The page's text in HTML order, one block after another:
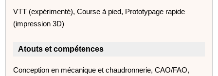
VTT (expérimenté), Course à pied, Prototypage rapide
(impression 3D)
Atouts et compétences
Conception en mécanique et chaudronnerie, CAO/FAO,